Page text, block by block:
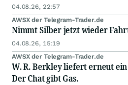
04.08.26, 22:57
AWSX der Telegram-Trader.de
Nimmt Silber jetzt wieder
04.08.26, 15:19
AWSX der Telegram-Trader.de
W. R. Berkley liefert erneut
Der Chat gibt Gas.